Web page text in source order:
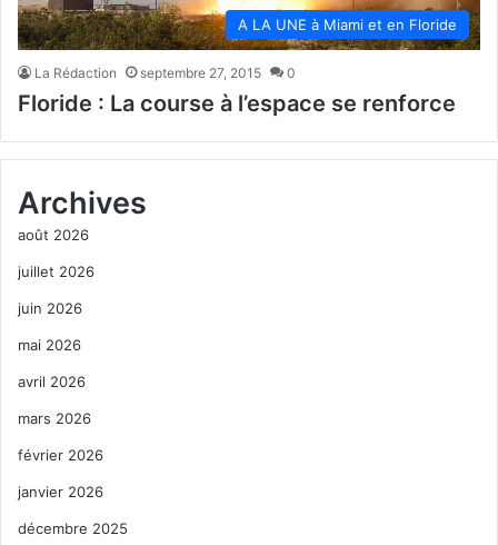
A LA UNE à Miami et en Floride
La Rédaction septembre 27, 2015 0
Floride : La course à l’espace se renforce
Archives
août 2026
juillet 2026
juin 2026
mai 2026
avril 2026
mars 2026
février 2026
janvier 2026
décembre 2025